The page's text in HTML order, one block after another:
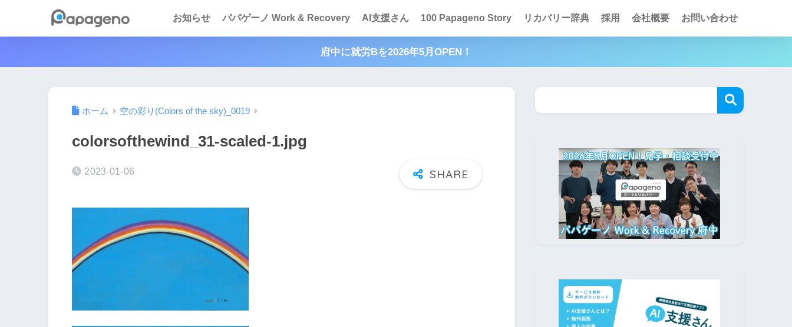
お知らせ パパゲーノ Work & Recovery AI支援さん 100 Papageno Story リカバリー辞典 採用 会社概要 お問い合わせ
府中に就労Bを2026年5月OPEN！
ホーム 空の彩り(Colors of the sky)_0019
colorsofthewind_31-scaled-1.jpg
2023-01-06